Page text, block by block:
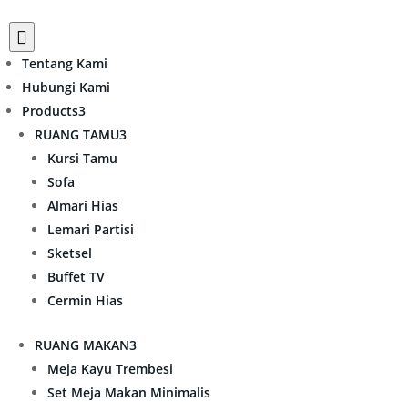

Tentang Kami
Hubungi Kami
Products3
RUANG TAMU3
Kursi Tamu
Sofa
Almari Hias
Lemari Partisi
Sketsel
Buffet TV
Cermin Hias
RUANG MAKAN3
Meja Kayu Trembesi
Set Meja Makan Minimalis